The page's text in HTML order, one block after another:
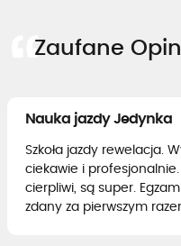
Zaufane
Nauka jazdy Jedynka
Szkoła jazdy rewelacja.
ciekawie i
cierpliwi, są super.
zdany za pierwszym